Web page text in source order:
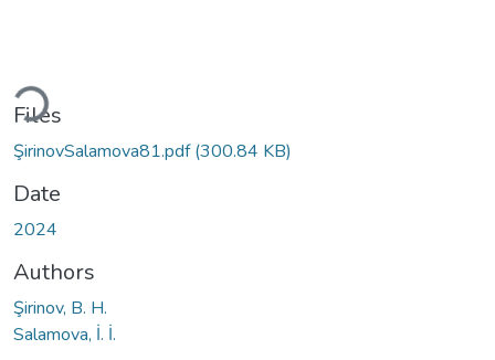
Files
ŞirinovSalamova81.pdf(300.84 KB)
Date
2024
Authors
Şirinov, B. H.
Salamova, İ. İ.